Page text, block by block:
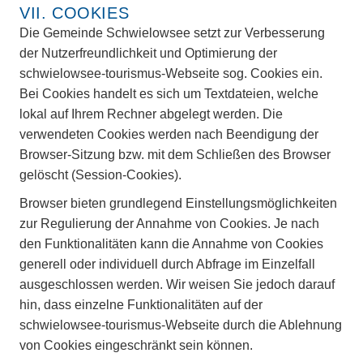
VII. COOKIES
Die Gemeinde Schwielowsee setzt zur Verbesserung
der Nutzerfreundlichkeit und Optimierung der
schwielowsee-tourismus-Webseite sog. Cookies ein.
Bei Cookies handelt es sich um Textdateien, welche
lokal auf Ihrem Rechner abgelegt werden. Die
verwendeten Cookies werden nach Beendigung der
Browser-Sitzung bzw. mit dem Schließen des Browser
gelöscht (Session-Cookies).
Browser bieten grundlegend Einstellungsmöglichkeiten
zur Regulierung der Annahme von Cookies. Je nach
den Funktionalitäten kann die Annahme von Cookies
generell oder individuell durch Abfrage im Einzelfall
ausgeschlossen werden. Wir weisen Sie jedoch darauf
hin, dass einzelne Funktionalitäten auf der
schwielowsee-tourismus-Webseite durch die Ablehnung
von Cookies eingeschränkt sein können.